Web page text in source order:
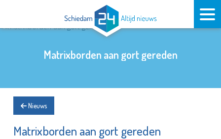
Matrixborden aan gort gereden
Nieuws
Matrixborden aan gort gereden